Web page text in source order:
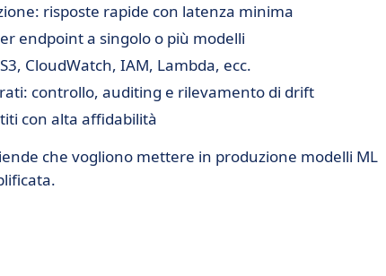
risposte rapide con latenza minima
endpoint a singolo o più modelli
CloudWatch, IAM, Lambda, ecc.
controllo, auditing e rilevamento di drift
con alta affidabilità
che vogliono mettere in produzione modelli ML